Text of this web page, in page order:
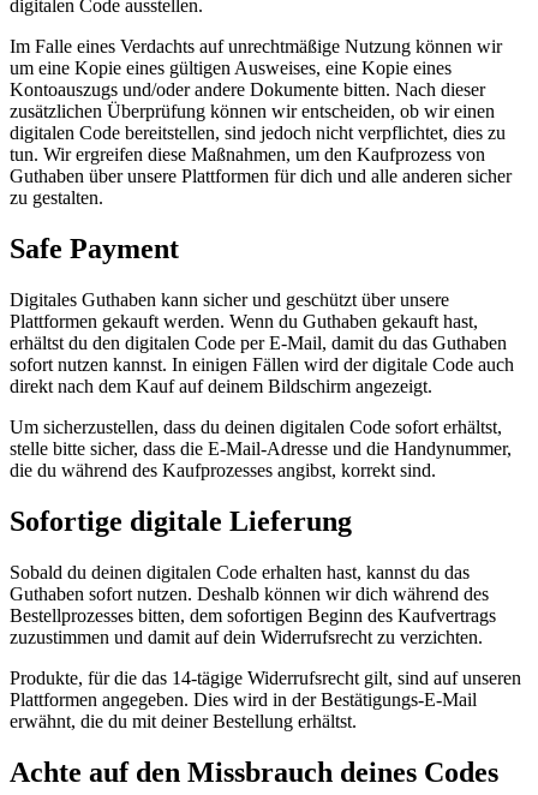
digitalen Code ausstellen.
Im Falle eines Verdachts auf unrechtmäßige Nutzung können wir
um eine Kopie eines gültigen Ausweises, eine Kopie eines
Kontoauszugs und/oder andere Dokumente bitten. Nach dieser
zusätzlichen Überprüfung können wir entscheiden, ob wir einen
digitalen Code bereitstellen, sind jedoch nicht verpflichtet, dies zu
tun. Wir ergreifen diese Maßnahmen, um den Kaufprozess von
Guthaben über unsere Plattformen für dich und alle anderen sicher
zu gestalten.
Safe Payment
Digitales Guthaben kann sicher und geschützt über unsere
Plattformen gekauft werden. Wenn du Guthaben gekauft hast,
erhältst du den digitalen Code per E-Mail, damit du das Guthaben
sofort nutzen kannst. In einigen Fällen wird der digitale Code auch
direkt nach dem Kauf auf deinem Bildschirm angezeigt.
Um sicherzustellen, dass du deinen digitalen Code sofort erhältst,
stelle bitte sicher, dass die E-Mail-Adresse und die Handynummer,
die du während des Kaufprozesses angibst, korrekt sind.
Sofortige digitale Lieferung
Sobald du deinen digitalen Code erhalten hast, kannst du das
Guthaben sofort nutzen. Deshalb können wir dich während des
Bestellprozesses bitten, dem sofortigen Beginn des Kaufvertrags
zuzustimmen und damit auf dein Widerrufsrecht zu verzichten.
Produkte, für die das 14-tägige Widerrufsrecht gilt, sind auf unseren
Plattformen angegeben. Dies wird in der Bestätigungs-E-Mail
erwähnt, die du mit deiner Bestellung erhältst.
Achte auf den Missbrauch deines Codes